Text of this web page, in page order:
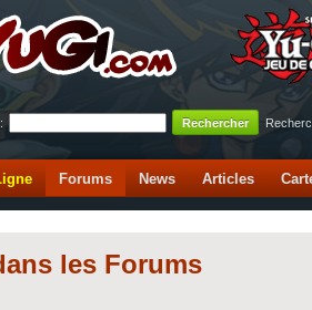
Forums News Articles
les Forums